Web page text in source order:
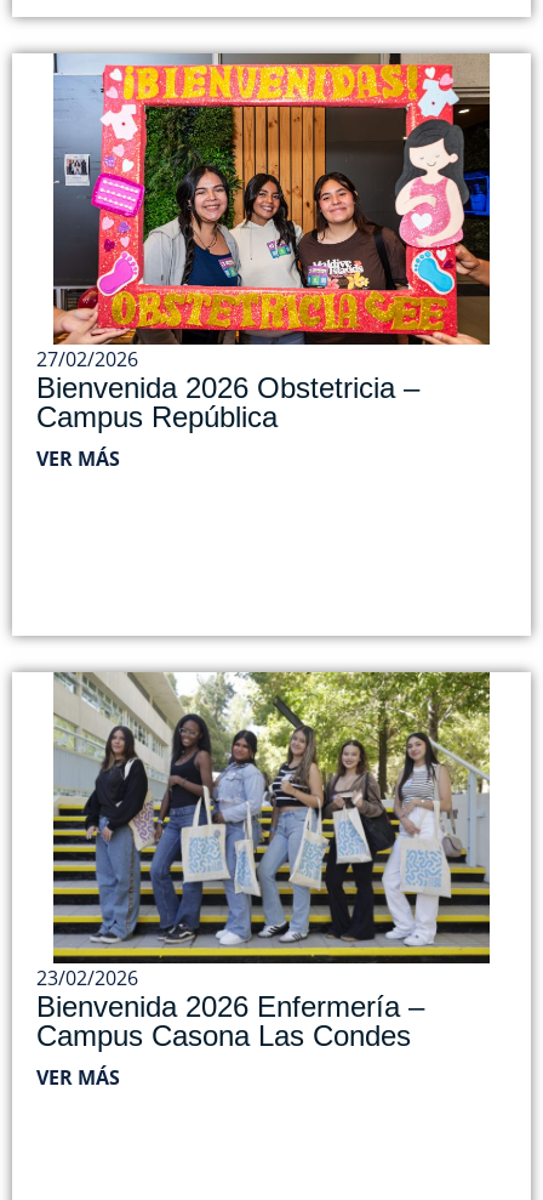
27/02/2026
Bienvenida 2026 Obstetricia –
Campus República
VER MÁS
23/02/2026
Bienvenida 2026 Enfermería –
Campus Casona Las Condes
VER MÁS